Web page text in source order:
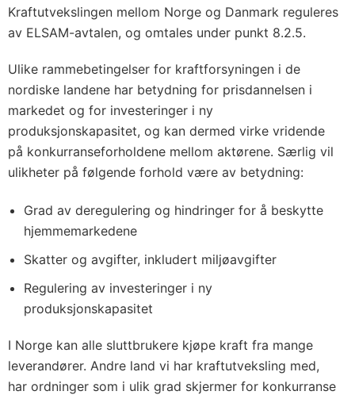
Kraftutvekslingen mellom Norge og Danmark reguleres
av ELSAM-avtalen, og omtales under punkt 8.2.5.
Ulike rammebetingelser for kraftforsyningen i de
nordiske landene har betydning for prisdannelsen i
markedet og for investeringer i ny
produksjonskapasitet, og kan dermed virke vridende
på konkurranseforholdene mellom aktørene. Særlig vil
ulikheter på følgende forhold være av betydning:
Grad av deregulering og hindringer for å beskytte
hjemmemarkedene
Skatter og avgifter, inkludert miljøavgifter
Regulering av investeringer i ny
produksjonskapasitet
I Norge kan alle sluttbrukere kjøpe kraft fra mange
leverandører. Andre land vi har kraftutveksling med,
har ordninger som i ulik grad skjermer for konkurranse